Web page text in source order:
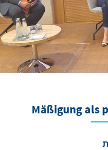
Mäßigung als